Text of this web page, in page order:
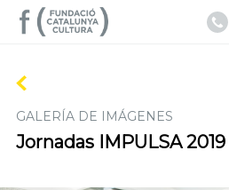
GALERÍA DE IMÁGENES
Jornadas IMPULSA 2019